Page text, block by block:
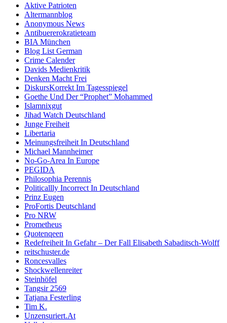
Aktive Patrioten
Altermannblog
Anonymous News
Antibuererokratieteam
BIA München
Blog List German
Crime Calender
Davids Medienkritik
Denken Macht Frei
DiskursKorrekt Im Tagesspiegel
Goethe Und Der “Prophet” Mohammed
Islamnixgut
Jihad Watch Deutschland
Junge Freiheit
Libertaria
Meinungsfreiheit In Deutschland
Michael Mannheimer
No-Go-Area In Europe
PEGIDA
Philosophia Perennis
Politicallly Incorrect In Deutschland
Prinz Eugen
ProFortis Deutschland
Pro NRW
Prometheus
Quotenqeen
Redefreiheit In Gefahr – Der Fall Elisabeth Sabaditsch-Wolff
reitschuster.de
Roncesvalles
Shockwellenreiter
Steinhöfel
Tangsir 2569
Tatjana Festerling
Tim K.
Unzensuriert.At